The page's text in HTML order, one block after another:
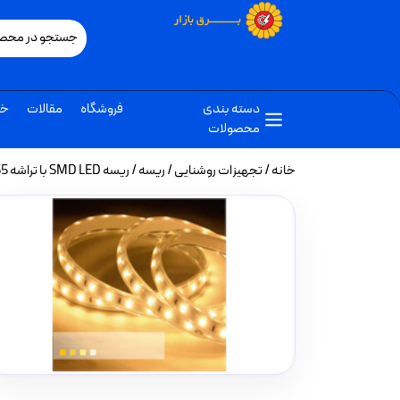
دسته بندی
محصولات
فروشگاه مقالات
خانه/تجهیزات روشنایی/ریسه/ ریسه SMD LED با تراشه 2835 تراکم 60 برند لوپ لایت